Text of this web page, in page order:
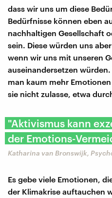
dass wir uns um diese
Bedürfnisse können eben
nachhaltigen Gesellschaft
sein. Diese würden uns
wenn wir uns mit unseren
auseinandersetzen
man kaum mehr
sie nicht zulasse, etwa
"Aktivismus kann
der Emotions-
Katharina van Bronswijk,
Es gebe viele Emotionen,
der Klimakrise auftauchen